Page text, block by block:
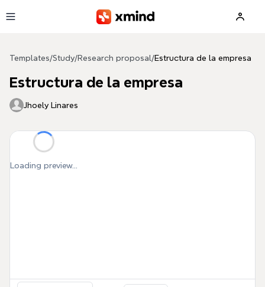
Templates/Study/Research proposal/Estructura de la empresa
Estructura de la empresa
Jhoely Linares
Loading preview...